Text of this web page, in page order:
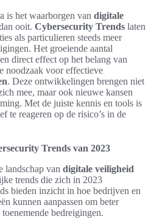
is het waarborgen van digitale
ooit. Cybersecurity Trends laten
als particulieren steeds meer
Het groeiende aantal
direct effect op het belang van
noodzaak voor effectieve
. Deze ontwikkelingen brengen niet
mee, maar ook nieuwe kansen
Met de juiste kennis en tools is
te reageren op de risico’s in de
Trends van 2023
landschap van digitale veiligheid
trends die zich in 2023
bieden inzicht in hoe bedrijven en
kunnen aanpassen om beter
bedreigingen.